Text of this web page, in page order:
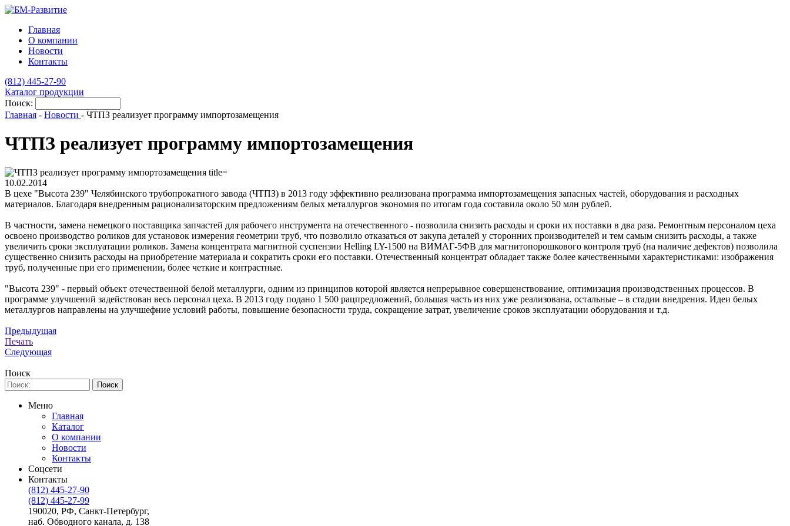
Главная
О компании
Новости
Контакты
(812) 445-27-90
Каталог продукции
Поиск:
Главная - Новости - ЧТПЗ реализует программу импортозамещения
ЧТПЗ реализует программу импортозамещения
10.02.2014
В цехе "Высота 239" Челябинского трубопрокатного завода (ЧТПЗ) в 2013 году эффективно реализована программа импортозамещения запасных частей, оборудования и расходных
материалов. Благодаря внедренным рационализаторским предложениям белых металлургов экономия по итогам года составила около 50 млн рублей.
В частности, замена немецкого поставщика запчастей для рабочего инструмента на отечественного - позволила снизить расходы и сроки их поставки в два раза. Ремонтным персоналом цеха
освоено производство роликов для установок измерения геометрии труб, что позволило отказаться от закупа деталей у сторонних производителей и тем самым снизить расходы, а также
увеличить сроки эксплуатации роликов. Замена концентрата магнитной суспензии Helling LY-1500 на ВИМАГ-5ФВ для магнитопорошкового контроля труб (на наличие дефектов) позволила
существенно снизить расходы на приобретение материала и сократить сроки его поставки. Отечественный концентрат обладает также более качественными характеристиками: изображения
труб, полученные при его применении, более четкие и контрастные.
"Высота 239" - первый объект отечественной белой металлурги, одним из принципов которой является непрерывное совершенствование, оптимизация производственных процессов. В
программе улучшений задействован весь персонал цеха. В 2013 году подано 1 500 рацпредложений, большая часть из них уже реализована, остальные – в стадии внедрения. Идеи белых
металлургов направлены на улучшефние условий работы, повышение безопасности труда, сокращение затрат, увеличение сроков эксплуатации оборудования и т.д.
Предыдущая
Печать
Следующая
Поиск
Меню
Главная
Каталог
О компании
Новости
Контакты
Соцсети
Контакты
(812) 445-27-90
(812) 445-27-99
190020, РФ, Санкт-Петербург,
наб. Обводного канала, д. 138